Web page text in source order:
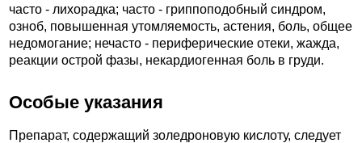
часто - лихорадка; часто - гриппоподобный синдром,
озноб, повышенная утомляемость, астения, боль, общее
недомогание; нечасто - периферические отеки, жажда,
реакции острой фазы, некардиогенная боль в груди.
Особые указания
Препарат, содержащий золедроновую кислоту, следует